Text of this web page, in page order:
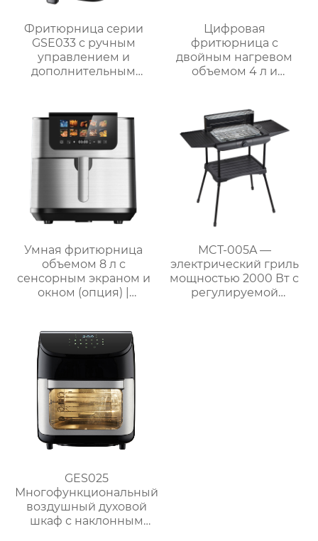
Фритюрница серии
GSE033 с ручным
управлением и
дополнительным
Цифровая
фритюрница с
двойным нагревом
объемом 4 л и
стали | GSE030
Умная фритюрница
объемом 8 л с
сенсорным экраном и
окном (опция) |
MCT-005A —
электрический гриль
мощностью 2000 Вт с
регулируемой
GES025
Многофункциональный
воздушный духовой
шкаф с наклонным